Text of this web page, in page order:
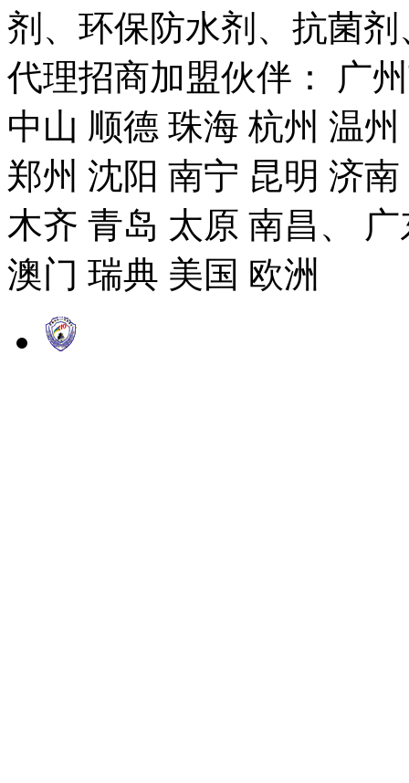
剂、环保防水剂、抗菌
代理招商加盟伙伴： 广
中山 顺德 珠海 杭州 温
郑州 沈阳 南宁 昆明 济
木齐 青岛 太原 南昌、
澳门 瑞典 美国 欧洲